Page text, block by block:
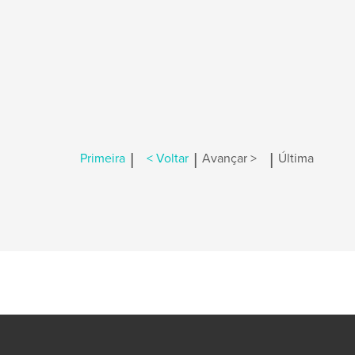
Primeira | < Voltar | Avançar > | Última